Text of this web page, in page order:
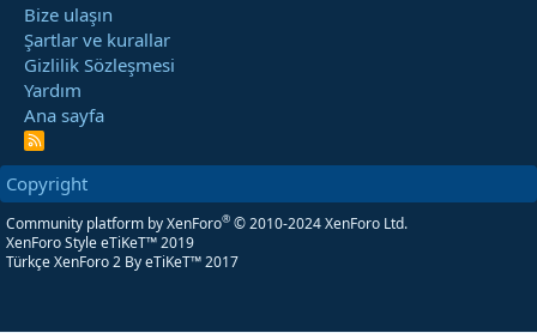
Bize ulaşın
Şartlar ve kurallar
Gizlilik Sözleşmesi
Yardım
Ana sayfa
R
S
Copyright
Community platform by XenForo® © 2010-2024 XenForo Ltd.
XenForo Style eTiKeT™ 2019
Türkçe XenForo 2 By eTiKeT™ 2017